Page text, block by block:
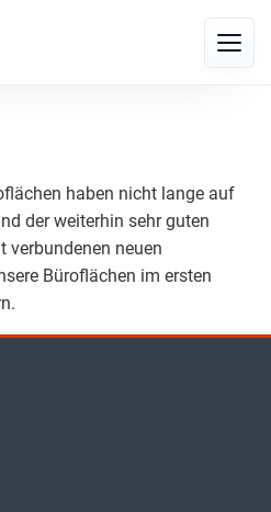
Toggle
haben nicht lange auf
der weiterhin sehr guten
verbundenen neuen
Büroflächen im ersten